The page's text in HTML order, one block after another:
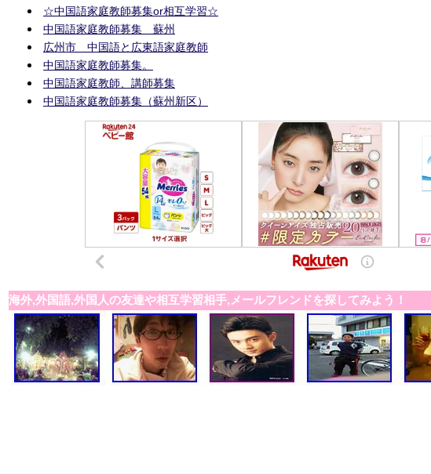
☆中国語家庭教師募集or相互学習☆
中国語家庭教師募集 蘇州
広州市 中国語と広東語家庭教師
中国語家庭教師募集。
中国語家庭教師、講師募集
中国語家庭教師募集（蘇州新区）
海外,外国語,外国人の友達や相互学習相手,メールフレンドを探してみよう！